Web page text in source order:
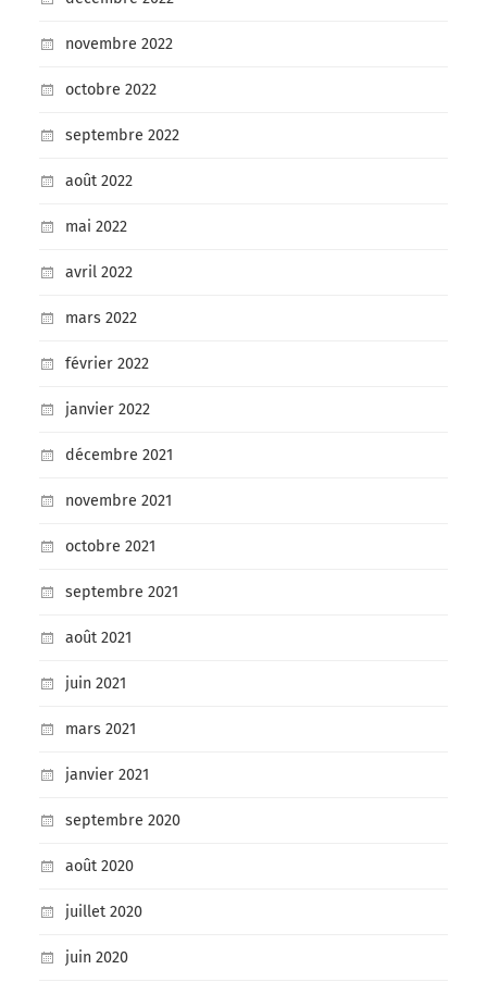
novembre 2022
octobre 2022
septembre 2022
août 2022
mai 2022
avril 2022
mars 2022
février 2022
janvier 2022
décembre 2021
novembre 2021
octobre 2021
septembre 2021
août 2021
juin 2021
mars 2021
janvier 2021
septembre 2020
août 2020
juillet 2020
juin 2020